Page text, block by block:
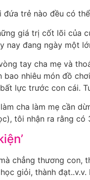
đứa trẻ nào đều có
giá trị cốt lõi của
nay đang ngày một
tay cha mẹ và
nhiêu món đồ
lực trước con cái.
cha làm mẹ cần
tôi nhận ra rằng
chẳng thương
giỏi, thành